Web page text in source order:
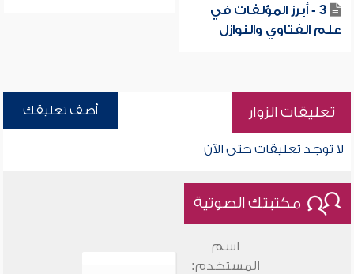
3 - أبرز المؤلفات في
علم الفتاوي والنوازل
تعليقات الزوار أضف تعليقك
لا توجد تعليقات حتى الآن
مكتبتك الصوتية
اسم
المستخدم: